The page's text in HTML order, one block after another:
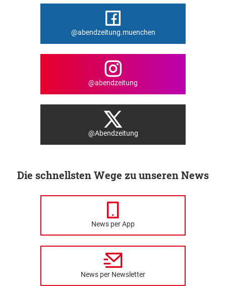
@abendzeitung.muenchen
@abendzeitung
@Abendzeitung
Die schnellsten Wege zu unseren News
News per App
News per Newsletter